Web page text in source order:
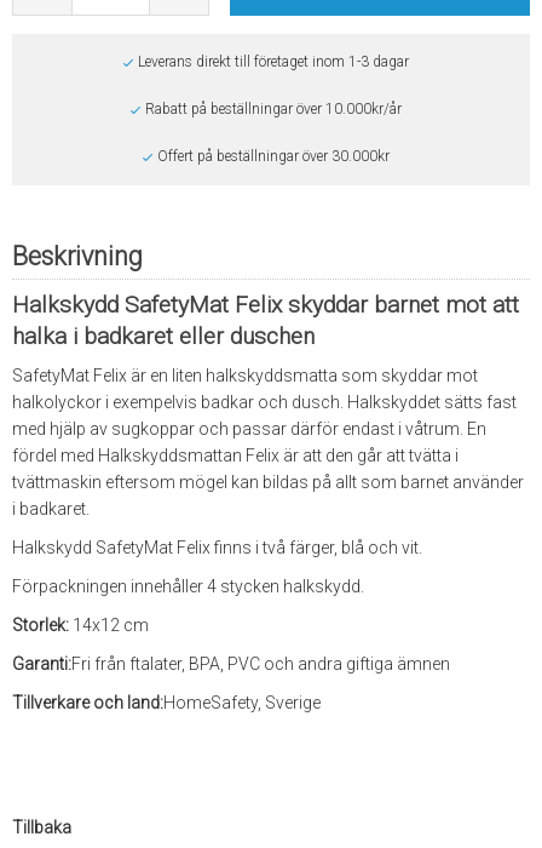
Leverans direkt till företaget inom 1-3 dagar
Rabatt på beställningar över 10.000kr/år
Offert på beställningar över 30.000kr
Beskrivning
Halkskydd SafetyMat Felix skyddar barnet mot att
halka i badkaret eller duschen
SafetyMat Felix är en liten halkskyddsmatta som skyddar mot
halkolyckor i exempelvis badkar och dusch. Halkskyddet sätts fast
med hjälp av sugkoppar och passar därför endast i våtrum. En
fördel med Halkskyddsmattan Felix är att den går att tvätta i
tvättmaskin eftersom mögel kan bildas på allt som barnet använder
i badkaret.
Halkskydd SafetyMat Felix finns i två färger, blå och vit.
Förpackningen innehåller 4 stycken halkskydd.
Storlek: 14x12 cm
Garanti:Fri från ftalater, BPA, PVC och andra giftiga ämnen
Tillverkare och land:HomeSafety, Sverige
Tillbaka